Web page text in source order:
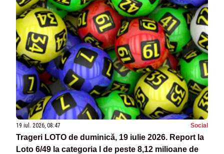
19 iul. 2026, 08:47 Social
Trageri LOTO de duminică, 19 iulie 2026. Report la
Loto 6/49 la categoria I de peste 8,12 milioane de